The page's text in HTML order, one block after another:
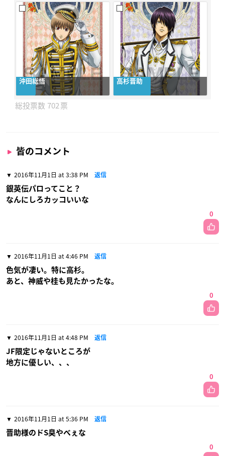
沖田総悟 高杉晋助
702
皆のコメント
2016年11月1日 at 3:38 PM 返信
銀英伝パロってこと？
なんにしろカッコいいな
0
2016年11月1日 at 4:46 PM 返信
色気が凄い。特に高杉。
あと、神威や桂も見たかったな。
0
2016年11月1日 at 4:48 PM 返信
JF限定じゃないところが
地方に優しい、、、
0
2016年11月1日 at 5:36 PM 返信
晋助様のドS臭やべぇな
0